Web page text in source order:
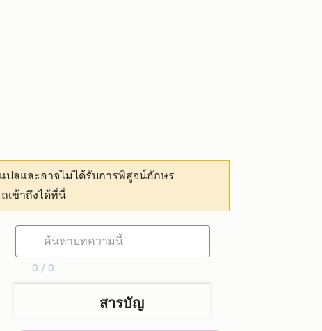
ลและอาจไม่ได้รับการพิสูจน์อักษร
เข้าถึงได้ที่นี่
0 / 0
สารบัญ